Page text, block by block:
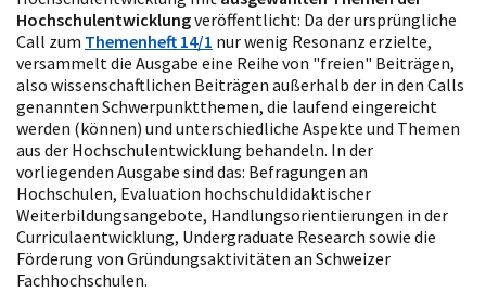
Hochschulentwicklungveröffentlicht: Da der ursprüngliche
Call zum Themenheft 14/1 nur wenig Resonanz erzielte,
versammelt die Ausgabe eine Reihe von "freien" Beiträgen,
also wissenschaftlichen Beiträgen außerhalb der in den Calls
genannten Schwerpunktthemen, die laufend eingereicht
werden (können) und unterschiedliche Aspekte und Themen
aus der Hochschulentwicklung behandeln. In der
vorliegenden Ausgabe sind das: Befragungen an
Hochschulen, Evaluation hochschuldidaktischer
Weiterbildungsangebote, Handlungsorientierungen in der
Curriculaentwicklung, Undergraduate Research sowie die
Förderung von Gründungsaktivitäten an Schweizer
Fachhochschulen.